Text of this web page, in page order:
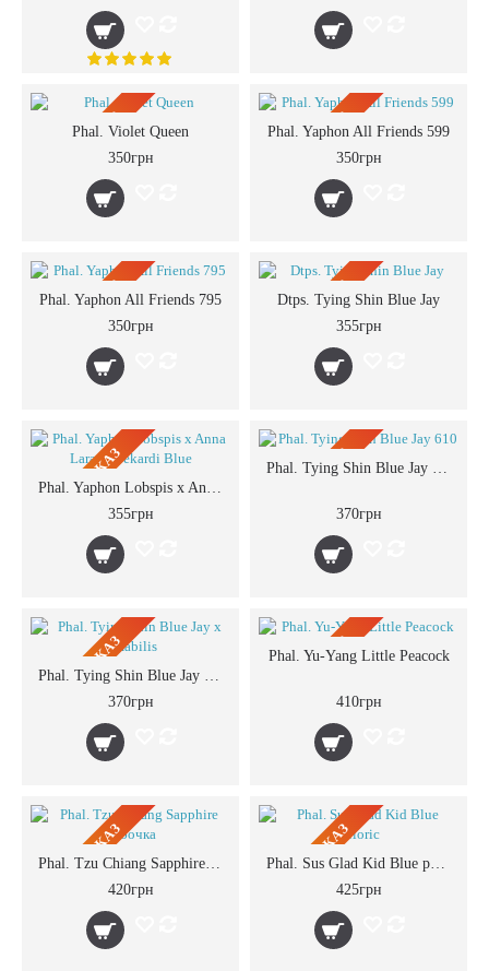
ПРЕДЗАКАЗ
Phal. Violet Queen
350грн
ПРЕДЗАКАЗ
Phal. Yaphon All Friends 599
350грн
ПРЕДЗАКАЗ
Phal. Yaphon All Friends 795
350грн
ПРЕДЗАКАЗ
Dtps. Tying Shin Blue Jay
355грн
ПРЕДЗАКАЗ
Phal. Yaphon Lobspis x Anna Larati Soekardi Blue
355грн
ПРЕДЗАКАЗ Phal. Tying Shin Blue Jay 610
370грн
ПРЕДЗАКАЗ
Phal. Tying Shin Blue Jay x Amabilis
370грн
ПРЕДЗАКАЗ
Phal. Yu-Yang Little Peacock
410грн
ПРЕДЗАКАЗ
Phal. Tzu Chiang Sapphire бабочка
420грн
ПРЕДЗАКАЗ
Phal. Sus Glad Kid Blue peloric
425грн